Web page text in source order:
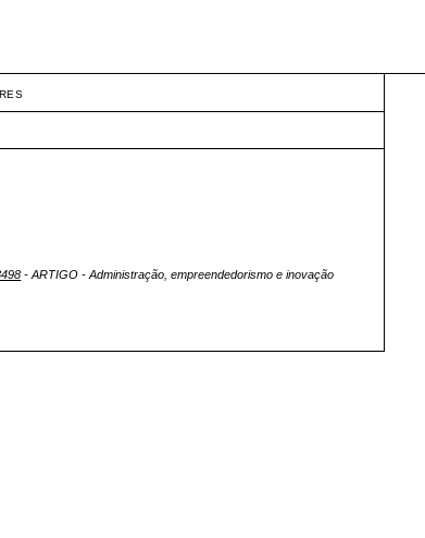
- ARTIGO - Administração, empreendedorismo e inovação